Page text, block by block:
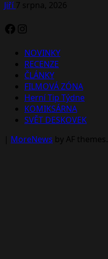
Jiří7 srpna, 2026
Facebook
Instagram
NOVINKY
RECENZE
ČLÁNKY
FILMOVÁ ZÓNA
Herní Tip Týdne
KOMIKSÁRNA
SVĚT DESKOVEK
| MoreNews by AF themes.